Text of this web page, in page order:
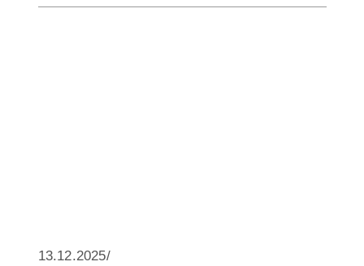
13.12.2025/